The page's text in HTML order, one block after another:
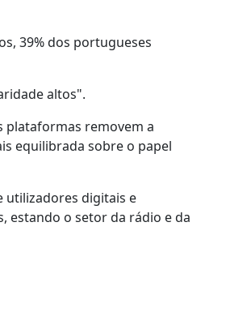
39% dos portugueses
altos".
plataformas removem a
equilibrada sobre o papel
utilizadores digitais e
estando o setor da rádio e da